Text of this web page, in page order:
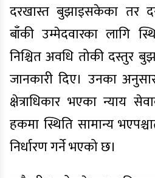
दरखास्त बुझाइसकेका तर
बाँकी उम्मेदवारका लागि
निश्चित अवधि तोकी दस्तुर
जानकारी दिए। उनका
क्षेत्राधिकार भएका न्याय
हकमा स्थिति सामान्य
निर्धारण गर्ने भएको छ।